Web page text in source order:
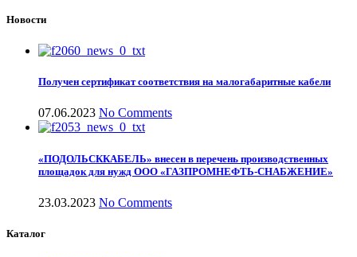
Новости
Получен сертификат соответствия на малогабаритные кабели
07.06.2023 No Comments
«ПОДОЛЬСККАБЕЛЬ» внесен в перечень производственных
площадок для нужд ООО «ГАЗПРОМНЕФТЬ-СНАБЖЕНИЕ»
23.03.2023 No Comments
Каталог